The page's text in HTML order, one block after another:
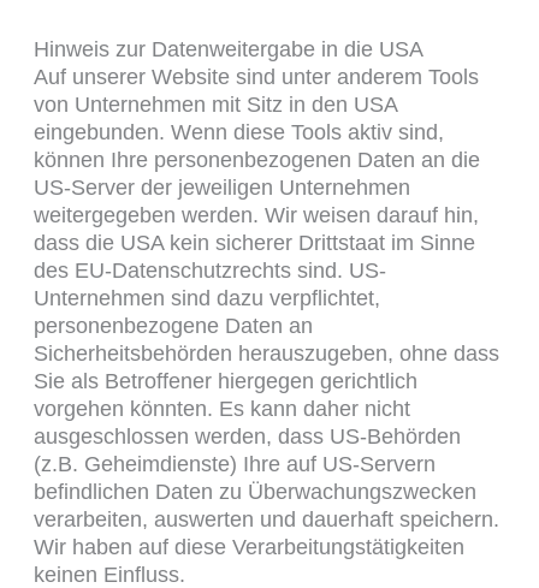
Hinweis zur Datenweitergabe in die USA
Auf unserer Website sind unter anderem Tools
von Unternehmen mit Sitz in den USA
eingebunden. Wenn diese Tools aktiv sind,
können Ihre personenbezogenen Daten an die
US-Server der jeweiligen Unternehmen
weitergegeben werden. Wir weisen darauf hin,
dass die USA kein sicherer Drittstaat im Sinne
des EU-Datenschutzrechts sind. US-
Unternehmen sind dazu verpflichtet,
personenbezogene Daten an
Sicherheitsbehörden herauszugeben, ohne dass
Sie als Betroffener hiergegen gerichtlich
vorgehen könnten. Es kann daher nicht
ausgeschlossen werden, dass US-Behörden
(z.B. Geheimdienste) Ihre auf US-Servern
befindlichen Daten zu Überwachungszwecken
verarbeiten, auswerten und dauerhaft speichern.
Wir haben auf diese Verarbeitungstätigkeiten
keinen Einfluss.